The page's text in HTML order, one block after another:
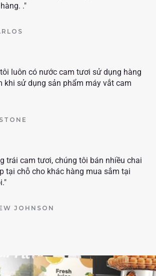
."
luôn có nước cam tươi sử dụng hàng
khi sử dụng sản phẩm máy vắt cam
trái cam tươi, chúng tôi bán nhiều chai
tại chỗ cho khác hàng mua sắm tại
JOHNSON